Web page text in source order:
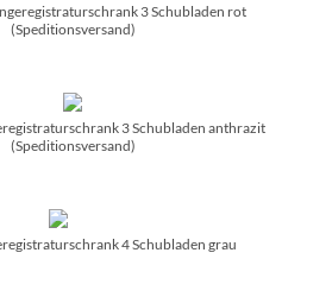
3 Schubladen rot
(Speditionsversand)
3 Schubladen anthrazit
(Speditionsversand)
4 Schubladen grau